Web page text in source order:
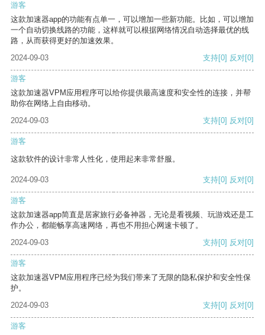
游客
这款加速器app的功能有点单一，可以增加一些新功能。比如，可以增加
一个自动切换线路的功能，这样就可以根据网络情况自动选择最优的线
路，从而获得更好的加速效果。
2024-09-03
支持[0] 反对[0]
游客
这款加速器VPM应用程序可以给你提供最高速度和安全性的连接，并帮
助你在网络上自由移动。
2024-09-03
支持[0] 反对[0]
游客
这款软件的设计非常人性化，使用起来非常舒服。
2024-09-03 支持[0] 反对[0]
游客
这款加速器app简直是居家旅行必备神器，无论是看视频、玩游戏还是工
作办公，都能畅享高速网络，再也不用担心网速卡顿了。
2024-09-03
支持[0] 反对[0]
游客
这款加速器VPM应用程序已经为我们带来了无限的隐私保护和安全性保
护。
2024-09-03
支持[0] 反对[0]
游客